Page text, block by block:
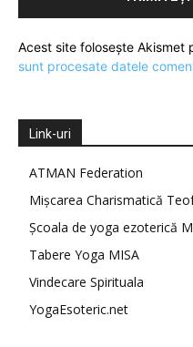
Acest site folosește Akismet
sunt procesate datele
Link-uri
ATMAN Federation
Mișcarea Charismatică
Școala de yoga ezoterică
Tabere Yoga MISA
Vindecare Spirituala
YogaEsoteric.net